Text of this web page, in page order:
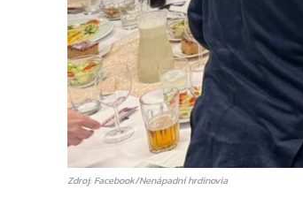
Zdroj: Facebook/Nenápadní hrdinovia